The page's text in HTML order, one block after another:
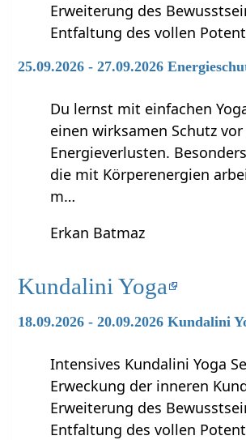
Erweiterung des
Entfaltung des vollen
25.09.2026 - 27.09.2026
Du lernst mit einfachen
einen wirksamen Schutz vor
Energieverlusten.
die mit Körperenergien
m…
Erkan Batmaz
Kundalini Yoga
18.09.2026 - 20.09.2026 Kundalini
Intensives Kundalini Yoga
Erweckung der inneren
Erweiterung des
Entfaltung des vollen